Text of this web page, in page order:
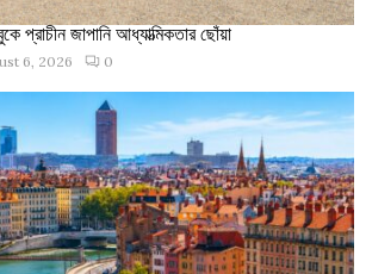
প্রাচীন জাপানি আধ্যাত্মিকতার ছোঁয়া
6, 2026 0